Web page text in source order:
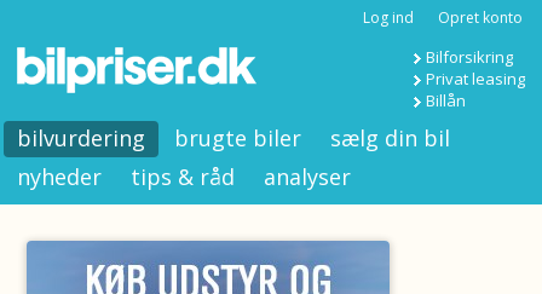
Log ind Opret konto
Bilforsikring
Privat leasing
Billån
bilvurdering brugte biler
sælg din bil
nyheder
tips & råd analyser